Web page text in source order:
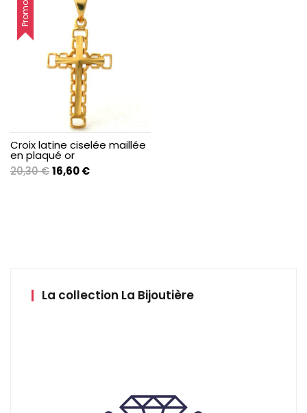
Promo !
Croix latine ciselée maillée
en plaqué or
20,30€Le
16,60€Le
La collection La Bijoutière